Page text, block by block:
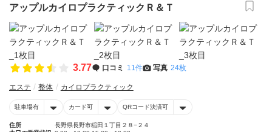
アップルカイロプラクティックＲ＆Ｔ
3.77 口コミ 11件 写真 24枚
エステ 整体 カイロプラクティック
駐車場有 カード可 QRコード決済可
住所
長野県長野市稲田１丁目２８−２４